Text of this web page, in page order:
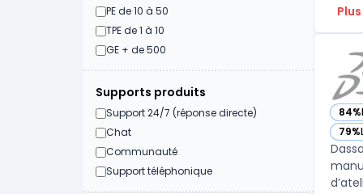
PE de 10 à 50
TPE de 1 à 10
GE + de 500
Supports produits
Support 24/7 (réponse directe)
Chat
Communauté
Support téléphonique
84%
—
79%
—